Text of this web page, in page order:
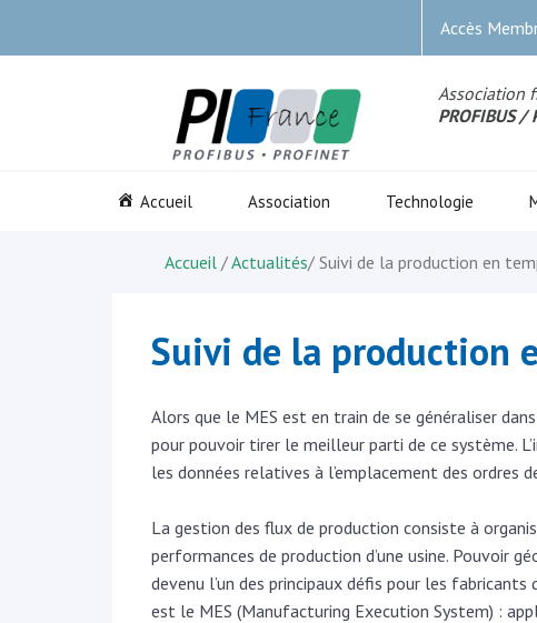
Accès
Association
PROFIBUS /
Accueil Association Technologie
Accueil /Actualités/ Suivi de la production en
Suivi de la production
Alors que le MES est en train de se généraliser
pour pouvoir tirer le meilleur parti de ce système.
les données relatives à l’emplacement des ordres
La gestion des flux de production consiste à
performances de production d’une usine. Pouvoir
devenu l’un des principaux défis pour les
est le MES (Manufacturing Execution System) :